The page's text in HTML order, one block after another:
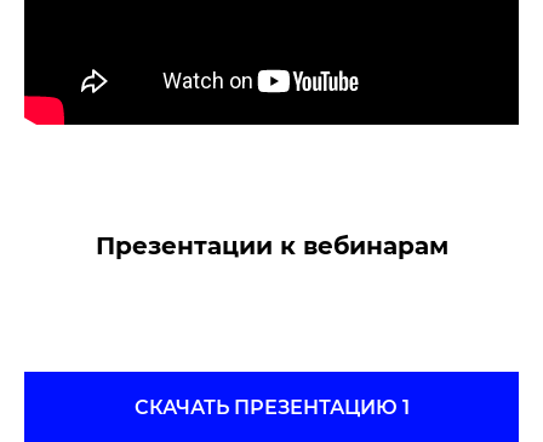
Презентации к вебинарам
СКАЧАТЬ ПРЕЗЕНТАЦИЮ 1